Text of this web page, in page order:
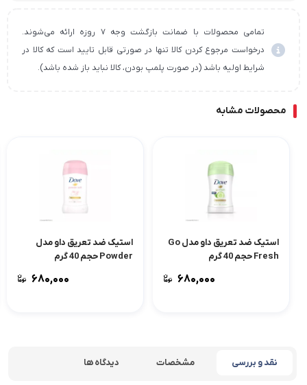
تمامی محصولات با ضمانت بازگشت وجه ۷ روزه ارائه می‌شوند.
درخواست مرجوع کردن کالا تنها در صورتی قابل تایید است که کالا در
شرایط اولیه باشد (در صورت پلمپ بودن، کالا نباید باز شده باشد).
محصولات مشابه
استیک ضد تعریق داو مدل Go
Fresh حجم 40 گرم
۶۸۰,۰۰۰
استیک ضد تعریق داو مدل
Powder حجم 40 گرم
۶۸۰,۰۰۰
نقد و بررسی مشخصات دیدگاه ها